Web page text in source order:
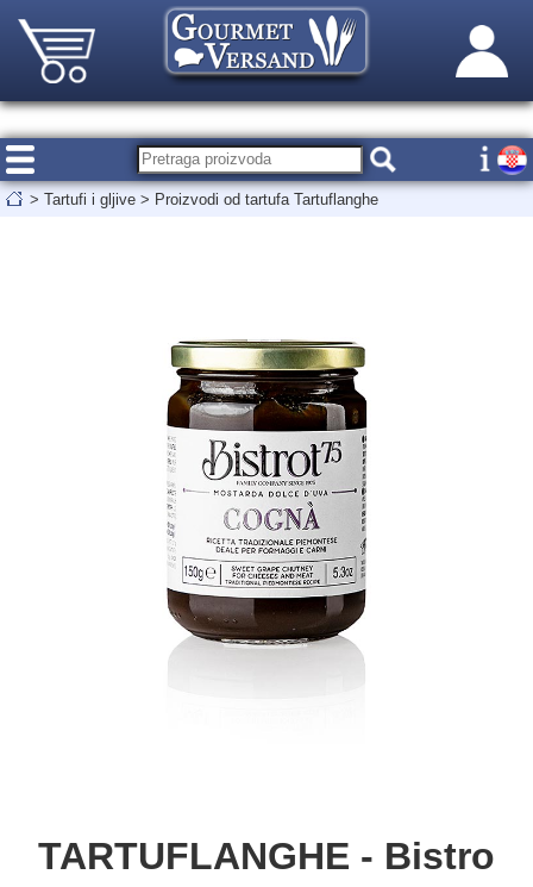
> Tartufi i gljive > Proizvodi od tartufa Tartuflanghe
TARTUFLANGHE - Bistro